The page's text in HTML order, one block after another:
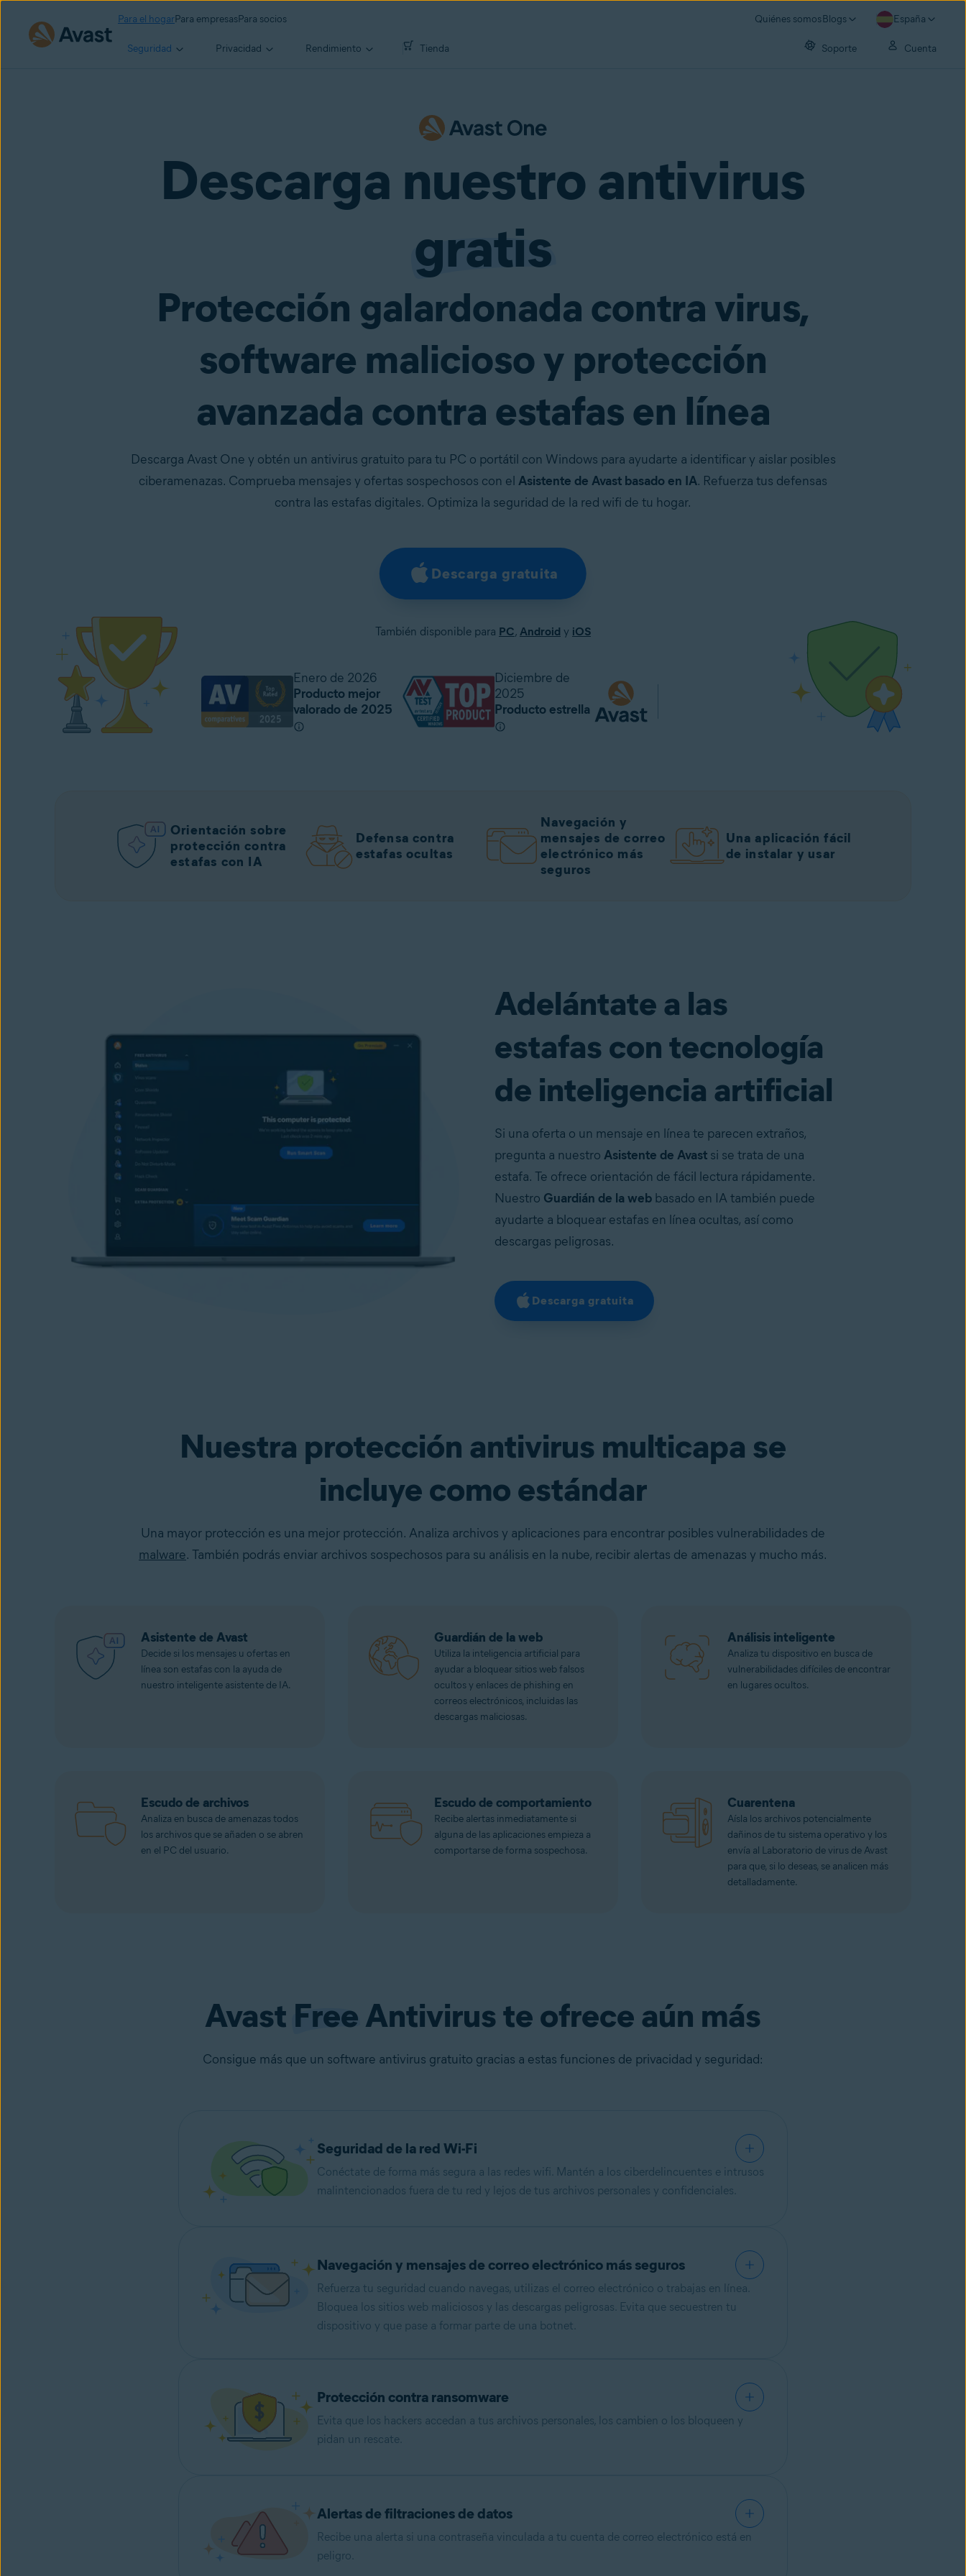
Skip to main content
Para el hogarPara empresasPara socios Quiénes somosBlogs España
Seguridad Privacidad Rendimiento Tienda Soporte Cuenta
Descarga nuestro antivirus
gratis
Protección galardonada contra virus,
software malicioso y protección
avanzada contra estafas en línea
Descarga Avast One y obtén un antivirus gratuito para tu PC o portátil con Windows para ayudarte a identificar y aislar posibles
ciberamenazas. Comprueba mensajes y ofertas sospechosos con el Asistente de Avast basado en IA. Refuerza tus defensas
contra las estafas digitales. Optimiza la seguridad de la red wifi de tu hogar.
Descarga gratuita
También disponible para PC, Android y iOS
Enero de 2026
Producto mejor
valorado de 2025
Diciembre de
2025
Producto estrella
Orientación sobre
protección contra
estafas con IA
Defensa contra
estafas ocultas
Navegación y
mensajes de correo
electrónico más
seguros
Una aplicación fácil
de instalar y usar
Adelántate a las
estafas con tecnología
de inteligencia artificial
Si una oferta o un mensaje en línea te parecen extraños,
pregunta a nuestro Asistente de Avast si se trata de una
estafa. Te ofrece orientación de fácil lectura rápidamente.
Nuestro Guardián de la web basado en IA también puede
ayudarte a bloquear estafas en línea ocultas, así como
descargas peligrosas.
Descarga gratuita
Nuestra protección antivirus multicapa se
incluye como estándar
Una mayor protección es una mejor protección. Analiza archivos y aplicaciones para encontrar posibles vulnerabilidades de
malware. También podrás enviar archivos sospechosos para su análisis en la nube, recibir alertas de amenazas y mucho más.
Asistente de Avast
Decide si los mensajes u ofertas en
línea son estafas con la ayuda de
nuestro inteligente asistente de IA.
Guardián de la web
Utiliza la inteligencia artificial para
ayudar a bloquear sitios web falsos
ocultos y enlaces de phishing en
correos electrónicos, incluidas las
descargas maliciosas.
Análisis inteligente
Analiza tu dispositivo en busca de
vulnerabilidades difíciles de encontrar
en lugares ocultos.
Escudo de archivos
Analiza en busca de amenazas todos
los archivos que se añaden o se abren
en el PC del usuario.
Escudo de comportamiento
Recibe alertas inmediatamente si
alguna de las aplicaciones empieza a
comportarse de forma sospechosa.
Cuarentena
Aísla los archivos potencialmente
dañinos de tu sistema operativo y los
envía al Laboratorio de virus de Avast
para que, si lo deseas, se analicen más
detalladamente.
Avast FreeAntivirus te ofrece aún más
Consigue más que un software antivirus gratuito gracias a estas funciones de privacidad y seguridad:
Seguridad de la red Wi-Fi
Conéctate de forma más segura a las redes wifi. Mantén a los ciberdelincuentes e intrusos
malintencionados fuera de tu red y lejos de tus archivos personales y confidenciales.
Navegación y mensajes de correo electrónico más seguros
Refuerza tu seguridad cuando navegas, utilizas el correo electrónico o trabajas en línea.
Bloquea los sitios web maliciosos y las descargas peligrosas. Evita que secuestren tu
dispositivo y que pase a formar parte de una botnet.
Protección contra ransomware
Evita que los hackers accedan a tus archivos personales, los cambien o los bloqueen y
pidan un rescate.
Alertas de filtraciones de datos
Recibe una alerta si una contraseña vinculada a tu cuenta de correo electrónico está en
peligro.